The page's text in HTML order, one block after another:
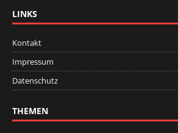
LINKS
Kontakt
Impressum
Datenschutz
THEMEN